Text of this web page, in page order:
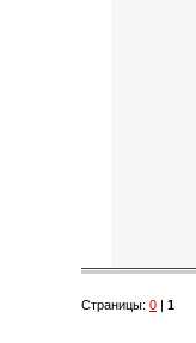
Страницы: 0 | 1